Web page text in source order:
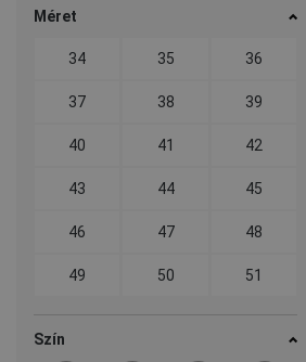
halászat
Vegyipar
Építőipar
(29)
Méret
34 35 36
37 38 39
40 41 42
43 44 45
46 47 48
49 50 51
Szín